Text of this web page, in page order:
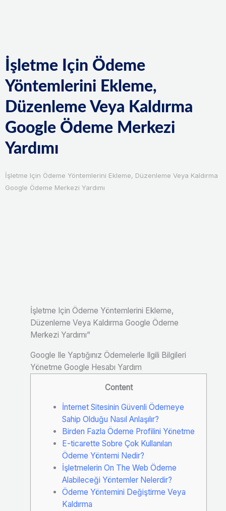
İşletme Için Ödeme
Yöntemlerini Ekleme,
Düzenleme Veya Kaldırma
Google Ödeme Merkezi
Yardımı
İşletme Için Ödeme Yöntemlerini Ekleme, Düzenleme Veya Kaldırma
Google Ödeme Merkezi Yardımı
İşletme Için Ödeme Yöntemlerini Ekleme,
Düzenleme Veya Kaldırma Google Ödeme
Merkezi Yardımı”
Google Ile Yaptığınız Ödemelerle Ilgili Bilgileri
Yönetme Google Hesabı Yardım
Content
İnternet Sitesinin Güvenli Ödemeye
Sahip Olduğu Nasıl Anlaşılır?
Birden Fazla Ödeme Profilini Yönetme
E-ticarette Sobre Çok Kullanılan
Ödeme Yöntemi Nedir?
İşletmelerin On The Web Ödeme
Alabileceği Yöntemler Nelerdir?
Ödeme Yöntemini Değiştirme Veya
Kaldırma